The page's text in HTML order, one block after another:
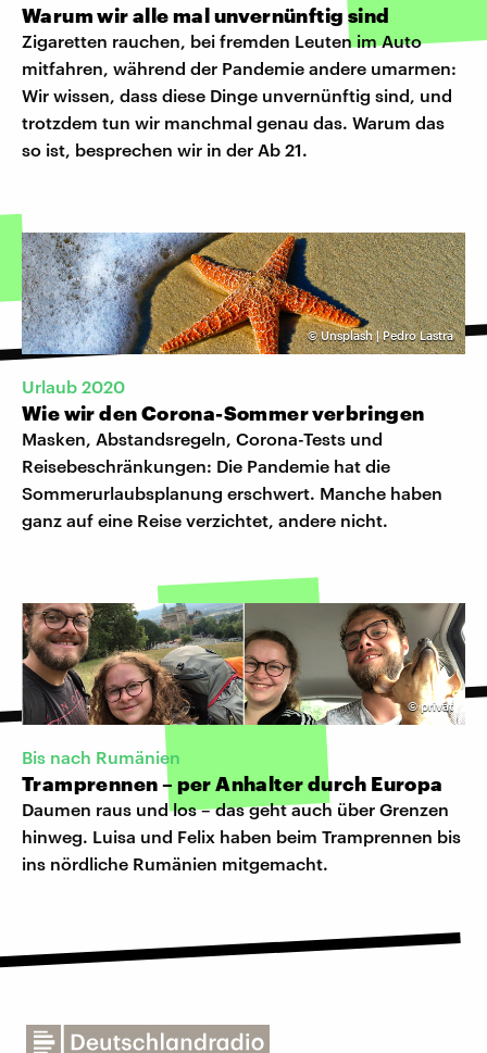
Warum wir alle mal unvernünftig sind
Zigaretten rauchen, bei fremden Leuten im Auto
mitfahren, während der Pandemie andere umarmen:
Wir wissen, dass diese Dinge unvernünftig sind, und
trotzdem tun wir manchmal genau das. Warum das
so ist, besprechen wir in der Ab 21.
©Unsplash | Pedro Lastra
Urlaub 2020
Wie wir den Corona-Sommer verbringen
Masken, Abstandsregeln, Corona-Tests und
Reisebeschränkungen: Die Pandemie hat die
Sommerurlaubsplanung erschwert. Manche haben
ganz auf eine Reise verzichtet, andere nicht.
©privat
Bis nach Rumänien
Tramprennen – per Anhalter durch Europa
Daumen raus und los – das geht auch über Grenzen
hinweg. Luisa und Felix haben beim Tramprennen bis
ins nördliche Rumänien mitgemacht.